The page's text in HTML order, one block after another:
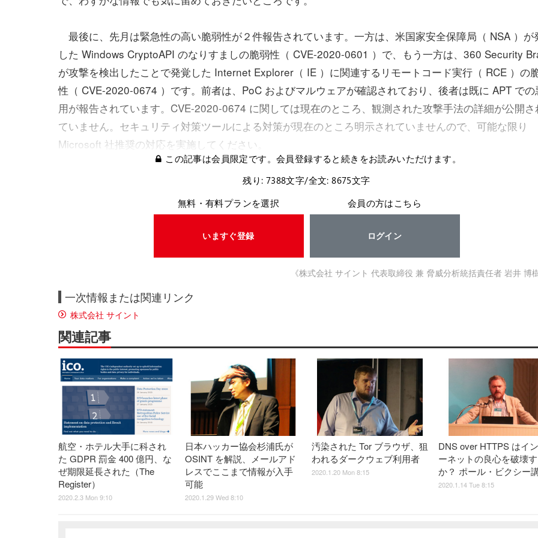
最後に、先月は緊急性の高い脆弱性が２件報告されています。一方は、米国家安全保障局（ NSA ）が
した Windows CryptoAPI のなりすましの脆弱性（ CVE-2020-0601 ）で、もう一方は、360 Security
が攻撃を検出したことで発覚した Internet Explorer（ IE ）に関連するリモートコード実行（ RCE ）の
性（ CVE-2020-0674 ）です。前者は、PoC およびマルウェアが確認されており、後者は既に APT での
用が報告されています。CVE-2020-0674 に関しては現在のところ、観測された攻撃手法の詳細が公開さ
ていません。セキュリティ対策ツールによる対策が現在のところ明示されていませんので、可能な限り
Microsoft 社推奨の対応を実施してください。
この記事は会員限定です。会員登録すると続きをお読みいただけます。
残り: 7388文字/全文: 8675文字
無料・有料プランを選択
いますぐ登録
会員の方はこちら
ログイン
《株式会社 サイント 代表取締役 兼 脅威分析統括責任者 岩井 博樹
一次情報または関連リンク
株式会社 サイント
関連記事
航空・ホテル大手に科され
た GDPR 罰金 400 億円、な
ぜ期限延長された（The
Register）
2020.2.3 Mon 9:10
日本ハッカー協会杉浦氏が
OSINT を解説、メールアド
レスでここまで情報が入手
可能
2020.1.29 Wed 8:10
汚染された Tor ブラウザ、狙
われるダークウェブ利用者
2020.1.20 Mon 8:15
DNS over HTTPS はイ
ーネットの良心を破壊
か？ ポール・ビクシー
2020.1.14 Tue 8:15